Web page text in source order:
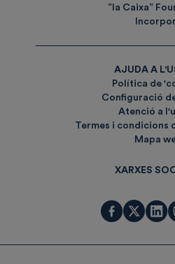
”la Caixa”
AJUDA A
Política de
Configuració
Atenció a
Termes i condicions
Mapa
XARXES